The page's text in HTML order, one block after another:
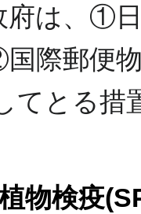
府は、①
際郵便
てとる措
物検疫